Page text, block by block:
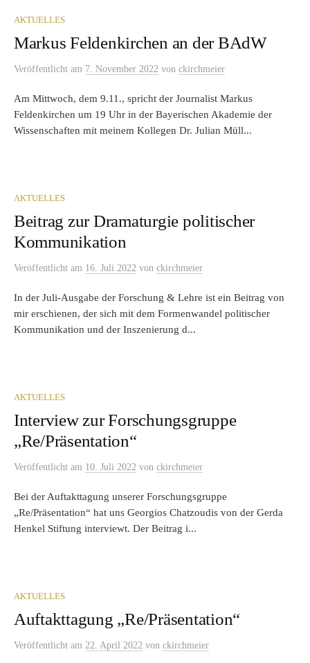
AKTUELLES
Markus Feldenkirchen an der BAdW
Veröffentlicht am 7. November 2022 von ckirchmeier
Am Mittwoch, dem 9.11., spricht der Journalist Markus
Feldenkirchen um 19 Uhr in der Bayerischen Akademie der
Wissenschaften mit meinem Kollegen Dr. Julian Müll...
AKTUELLES
Beitrag zur Dramaturgie politischer
Kommunikation
Veröffentlicht am 16. Juli 2022 von ckirchmeier
In der Juli-Ausgabe der Forschung & Lehre ist ein Beitrag von
mir erschienen, der sich mit dem Formenwandel politischer
Kommunikation und der Inszenierung d...
AKTUELLES
Interview zur Forschungsgruppe
„Re/Präsentation“
Veröffentlicht am 10. Juli 2022 von ckirchmeier
Bei der Auftakttagung unserer Forschungsgruppe
„Re/Präsentation“ hat uns Georgios Chatzoudis von der Gerda
Henkel Stiftung interviewt. Der Beitrag i...
AKTUELLES
Auftakttagung „Re/Präsentation“
Veröffentlicht am 22. April 2022 von ckirchmeier